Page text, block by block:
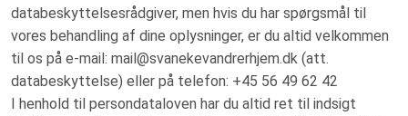
databeskyttelsesrådgiver, men hvis du har spørgsmål til
vores behandling af dine oplysninger, er du altid velkommen
til os på e-mail: mail@svanekevandrerhjem.dk (att.
databeskyttelse) eller på telefon: +45 56 49 62 42
I henhold til persondataloven har du altid ret til indsigt